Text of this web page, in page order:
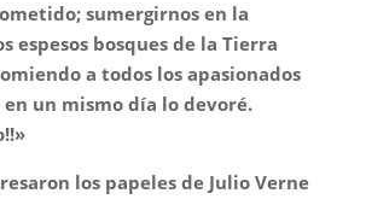
sumergirnos en la
espesos bosques de la Tierra
a todos los apasionados
un mismo día lo devoré.
los papeles de Julio Verne